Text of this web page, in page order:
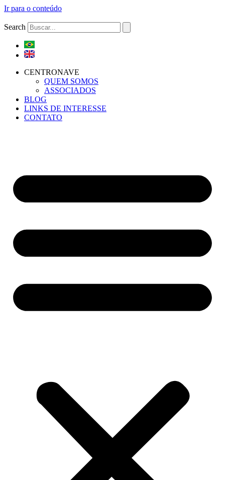
Ir para o conteúdo
Search
CENTRONAVE
QUEM SOMOS
ASSOCIADOS
BLOG
LINKS DE INTERESSE
CONTATO